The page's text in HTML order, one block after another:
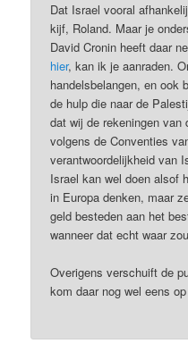
Dat Israel vooral
kijf, Roland. Maar je
David Cronin heeft daar
hier, kan ik je aanraden.
handelsbelangen, en ook
de hulp die naar de
dat wij de rekeningen van
volgens de Conventies
verantwoordelijkheid van
Israel kan wel doen alsof
in Europa denken, maar
geld besteden aan het
wanneer dat echt waar
Overigens verschuift de
kom daar nog wel eens